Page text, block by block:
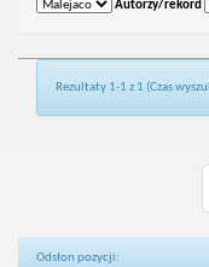
Autorzy/rekord
Rezultaty 1-1 z 1 (Czas
Odsłon pozycji: